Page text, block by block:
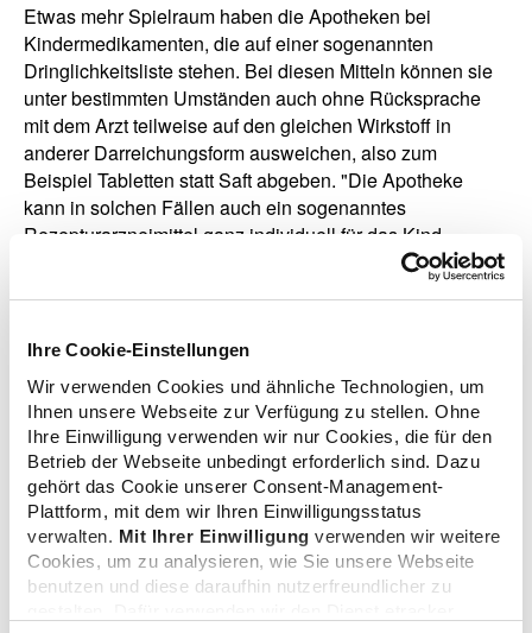
Ihre Cookie-Einstellungen
Wir verwenden Cookies und ähnliche Technologien, um
Ihnen unsere Webseite zur Verfügung zu stellen. Ohne
Ihre Einwilligung verwenden wir nur Cookies, die für den
Betrieb der Webseite unbedingt erforderlich sind. Dazu
gehört das Cookie unserer Consent-Management-
Plattform, mit dem wir Ihren Einwilligungsstatus
verwalten. Mit Ihrer Einwilligung verwenden wir weitere
Cookies, um zu analysieren, wie Sie unsere Webseite
benutzen und diese daraufhin nutzerfreundlicher zu
Etwas mehr Spielraum haben die Apotheken bei
Kindermedikamenten, die auf einer sogenannten
Dringlichkeitsliste stehen. Bei diesen Mitteln können sie
unter bestimmten Umständen auch ohne Rücksprache
mit dem Arzt teilweise auf den gleichen Wirkstoff in
anderer Darreichungsform ausweichen, also zum
Beispiel Tabletten statt Saft abgeben. "Die Apotheke
kann in solchen Fällen auch ein sogenanntes
Rezepturarzneimittel ganz individuell für das Kind
herstellen", so Hubmann. Das Apothekenmagazin
liegt aktuell in den meisten Apotheken
zurück zur Liste
Zusatzinformationen